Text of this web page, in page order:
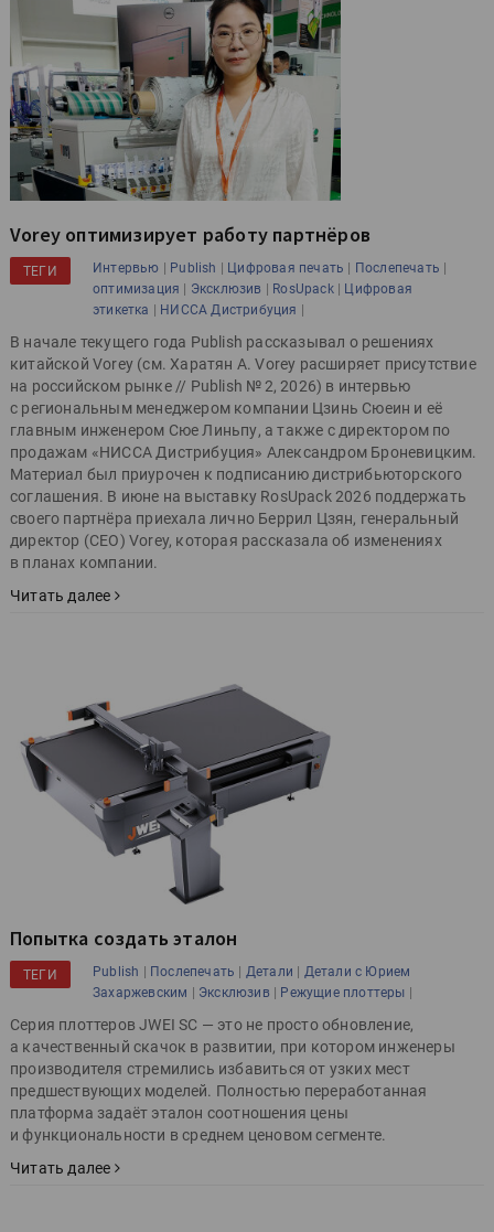
Vorey оптимизирует работу партнёров
ТЕГИ Интервью | Publish | Цифровая печать | Послепечать |
оптимизация | Эксклюзив | RosUpack| Цифровая
этикетка | НИССА Дистрибуция |
В начале текущего года Publish рассказывал о решениях
китайской Vorey (см. Харатян А. Vorey расширяет присутствие
на российском рынке // Publish № 2, 2026) в интервью
с региональным менеджером компании Цзинь Сюеин и её
главным инженером Сюе Линьпу, а также с директором по
продажам «НИССА Дистрибуция» Александром Броневицким.
Материал был приурочен к подписанию дистрибьюторского
соглашения. В июне на выставку RosUpack 2026 поддержать
своего партнёра приехала лично Беррил Цзян, генеральный
директор (CEO) Vorey, которая рассказала об изменениях
в планах компании.
Читать далее
Попытка создать эталон
ТЕГИ Publish | Послепечать | Детали | Детали с Юрием
Захаржевским | Эксклюзив | Режущие плоттеры |
Серия плоттеров JWEI SC — это не просто обновление,
а качественный скачок в развитии, при котором инженеры
производителя стремились избавиться от узких мест
предшествующих моделей. Полностью переработанная
платформа задаёт эталон соотношения цены
и функциональности в среднем ценовом сегменте.
Читать далее